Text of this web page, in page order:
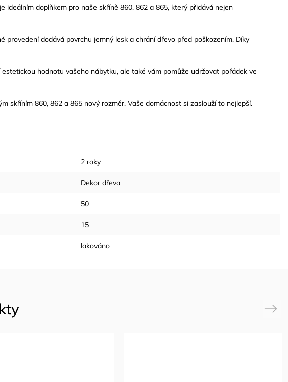
ideálním doplňkem pro naše skříně 860, 862 a 865, který přidává nejen
provedení dodává povrchu jemný lesk a chrání dřevo před poškozením. Díky
hodnotu vašeho nábytku, ale také vám pomůže udržovat pořádek ve
skříním 860, 862 a 865 nový rozměr. Vaše domácnost si zaslouží to nejlepší.
2 roky
Dekor dřeva
50
15
lakováno
Next